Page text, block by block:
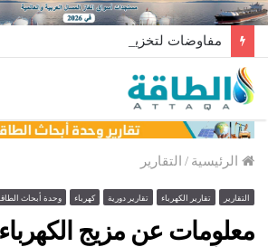
مفاوضات لتخزين النفط العراقي في
الرئيسية / التقارير
التقارير تقارير الكهرباء تقارير دورية كهرباء وحدة أبحاث
معلومات عن مزيج الكهرباء